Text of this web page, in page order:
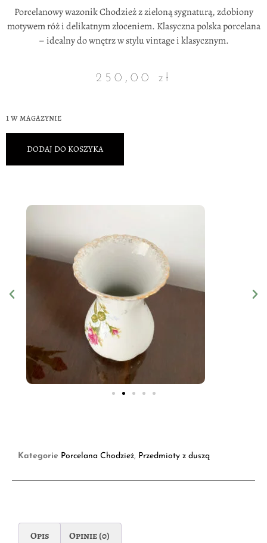
Porcelanowy wazonik Chodzież z zieloną sygnaturą, zdobiony
motywem róż i delikatnym złoceniem. Klasyczna polska porcelana
– idealny do wnętrz w stylu vintage i klasycznym.
250,00 zł
1 w magazynie
DODAJ DO KOSZYKA
Kategorie Porcelana Chodzież, Przedmioty z duszą
Opis Opinie (0)